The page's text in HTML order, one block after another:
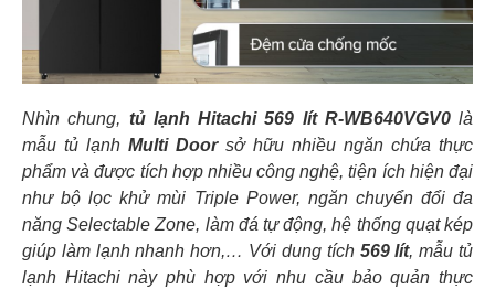
Nhìn chung, tủ lạnh Hitachi 569 lít R-WB640VGV0là
mẫu tủ lạnh Multi Doorsở hữu nhiều ngăn chứa thực
phẩm và được tích hợp nhiều công nghệ, tiện ích hiện đại
như bộ lọc khử mùi Triple Power, ngăn chuyển đổi đa
năng Selectable Zone, làm đá tự động, hệ thống quạt kép
giúp làm lạnh nhanh hơn,… Với dung tích 569 lít, mẫu tủ
lạnh Hitachi này phù hợp với nhu cầu bảo quản thực